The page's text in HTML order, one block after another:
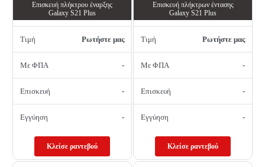
Επισκευή πλήκτρου έναρξης
Galaxy S21 Plus
Τιμή Ρωτήστε μας
Με ΦΠΑ -
Επισκευή -
Εγγύηση -
Κλείσε ραντεβού
Επισκευή πλήκτρων έντασης
Galaxy S21 Plus
Τιμή Ρωτήστε μας
Με ΦΠΑ -
Επισκευή -
Εγγύηση -
Κλείσε ραντεβού